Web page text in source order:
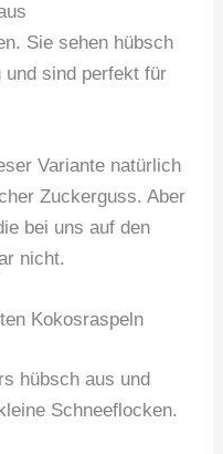
Sie sehen hübsch
sind perfekt für
Variante natürlich
Zuckerguss. Aber
bei uns auf den
nicht.
Kokosraspeln
hübsch aus und
Schneeflocken.